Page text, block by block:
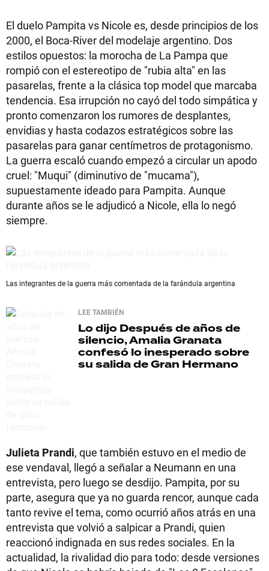
El duelo Pampita vs Nicole es, desde principios de los
2000, el Boca-River del modelaje argentino. Dos
estilos opuestos: la morocha de La Pampa que
rompió con el estereotipo de "rubia alta" en las
pasarelas, frente a la clásica top model que marcaba
tendencia. Esa irrupción no cayó del todo simpática y
pronto comenzaron los rumores de desplantes,
envidias y hasta codazos estratégicos sobre las
pasarelas para ganar centímetros de protagonismo.
La guerra escaló cuando empezó a circular un apodo
cruel: "Muqui" (diminutivo de "mucama"),
supuestamente ideado para Pampita. Aunque
durante años se le adjudicó a Nicole, ella lo negó
siempre.
Las integrantes de la guerra más comentada de la farándula argentina
LEE TAMBIÉN
Lo dijo Después de años de
silencio, Amalia Granata
confesó lo inesperado sobre
su salida de Gran Hermano
Julieta Prandi, que también estuvo en el medio de
ese vendaval, llegó a señalar a Neumann en una
entrevista, pero luego se desdijo. Pampita, por su
parte, asegura que ya no guarda rencor, aunque cada
tanto revive el tema, como ocurrió años atrás en una
entrevista que volvió a salpicar a Prandi, quien
reaccionó indignada en sus redes sociales. En la
actualidad, la rivalidad dio para todo: desde versiones